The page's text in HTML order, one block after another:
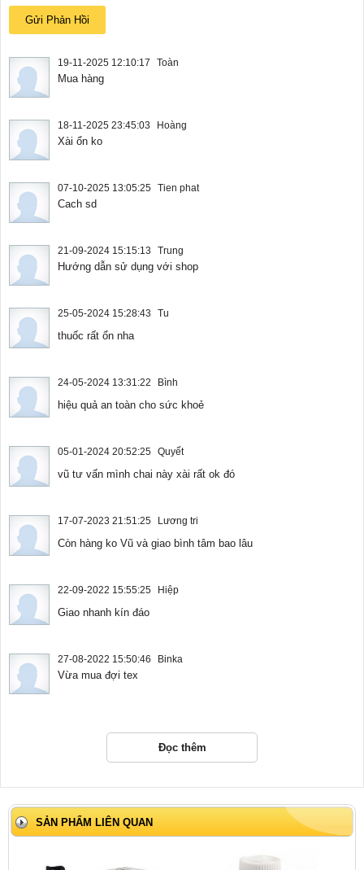
19-11-2025 12:10:17 Toàn
Mua hàng
18-11-2025 23:45:03 Hoàng
Xài ổn ko
07-10-2025 13:05:25 Tien phat
Cach sd
21-09-2024 15:15:13 Trung
Hướng dẫn sử dụng với shop
25-05-2024 15:28:43 Tu
thuốc rất ổn nha
24-05-2024 13:31:22 Bình
hiệu quả an toàn cho sức khoẻ
05-01-2024 20:52:25 Quyết
vũ tư vấn mình chai này xài rất ok đó
17-07-2023 21:51:25 Lương tri
Còn hàng ko Vũ và giao bình tâm bao lâu
22-09-2022 15:55:25 Hiệp
Giao nhanh kín đáo
27-08-2022 15:50:46 Binka
Vừa mua đợi tex
Đọc thêm
SẢN PHẨM LIÊN QUAN